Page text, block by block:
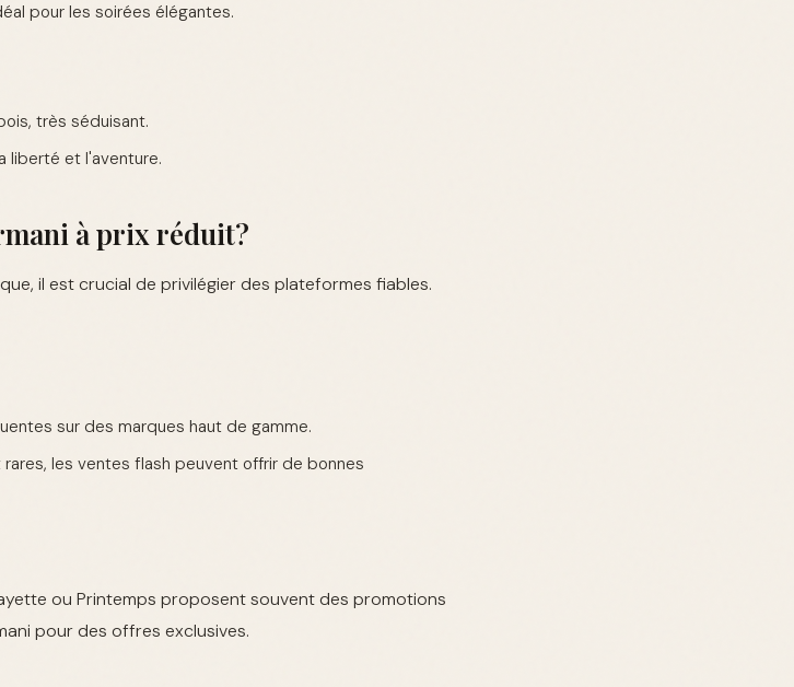
pour les soirées élégantes.
très séduisant.
liberté et l'aventure.
à prix réduit?
il est crucial de privilégier des plateformes fiables.
sur des marques haut de gamme.
les ventes flash peuvent offrir de bonnes
ou Printemps proposent souvent des promotions
pour des offres exclusives.